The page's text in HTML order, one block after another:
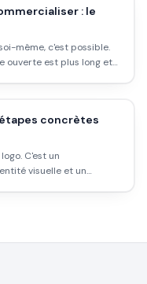
: le
même, c'est possible.
ouverte est plus long et
concrètes
C'est un
visuelle et un